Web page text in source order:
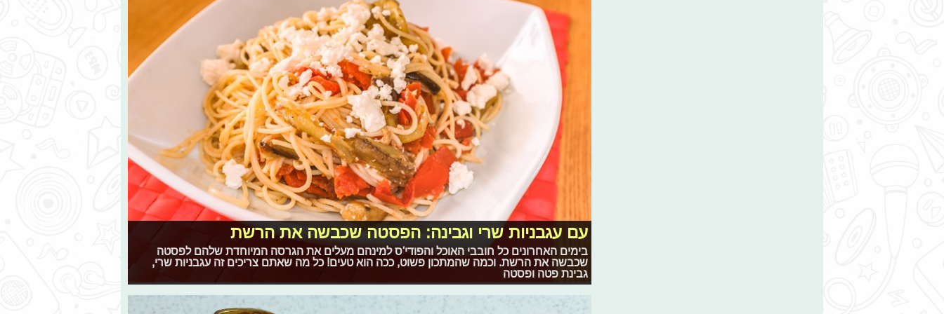
עם עגבניות שרי וגבינה: הפסטה שכבשה את הרשת
בימים האחרונים כל חובבי האוכל והפודי'ס למינהם מעלים את הגרסה המיוחדת שלהם לפסטה
שכבשה את הרשת. וכמה שהמתכון פשוט, ככה הוא טעים! כל מה שאתם צריכים זה עגבניות שרי,
גבינת פטה ופסטה